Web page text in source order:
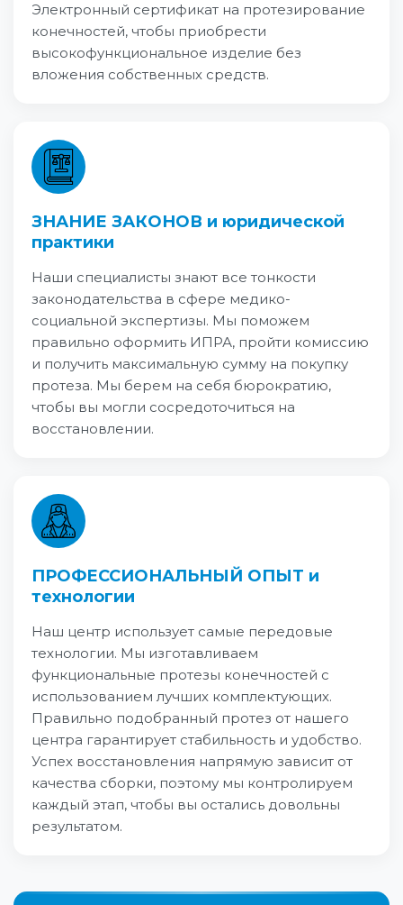
Электронный сертификат на протезирование
конечностей, чтобы приобрести
высокофункциональное изделие без
вложения собственных средств.
ЗНАНИЕ ЗАКОНОВ и юридической
практики
Наши специалисты знают все тонкости
законодательства в сфере медико-
социальной экспертизы. Мы поможем
правильно оформить ИПРА, пройти комиссию
и получить максимальную сумму на покупку
протеза. Мы берем на себя бюрократию,
чтобы вы могли сосредоточиться на
восстановлении.
ПРОФЕССИОНАЛЬНЫЙ ОПЫТ и
технологии
Наш центр использует самые передовые
технологии. Мы изготавливаем
функциональные протезы конечностей с
использованием лучших комплектующих.
Правильно подобранный протез от нашего
центра гарантирует стабильность и удобство.
Успех восстановления напрямую зависит от
качества сборки, поэтому мы контролируем
каждый этап, чтобы вы остались довольны
результатом.